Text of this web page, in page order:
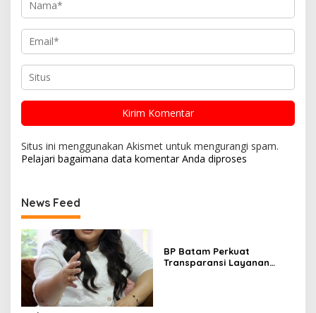
Situs ini menggunakan Akismet untuk mengurangi spam.
Pelajari bagaimana data komentar Anda diproses
News Feed
BP Batam Perkuat
Transparansi Layanan